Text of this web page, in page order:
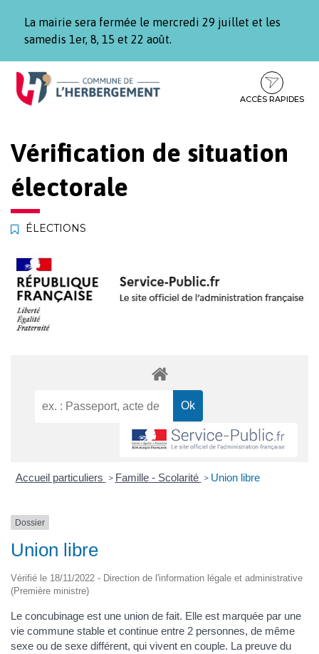
La mairie sera fermée le mercredi 29 juillet et les
samedis 1er, 8, 15 et 22 août.
Aller
Aller
contenu
Aller
pied
ACCÈS RAPIDES
Vérification de situation
électorale
ÉLECTIONS
Accueil particuliers > Famille - Scolarité > Union libre
Dossier
Union libre
Vérifié le 18/11/2022 - Direction de l'information légale et administrative
(Première ministre)
Le concubinage est une union de fait. Elle est marquée par une
vie commune stable et continue entre 2 personnes, de même
sexe ou de sexe différent, qui vivent en couple. La preuve du